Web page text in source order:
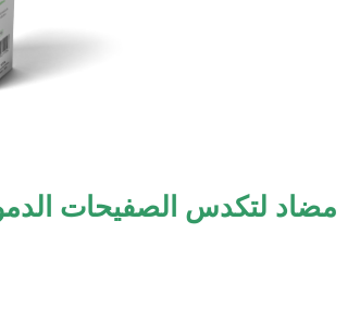
مضاد لتكدس الصفيحات